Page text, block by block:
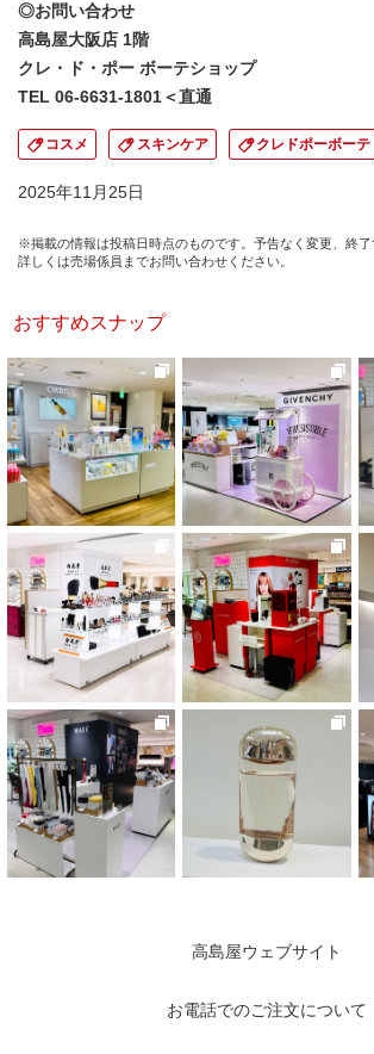
◎お問い合わせ
高島屋大阪店 1階
クレ・ド・ポー ボーテショップ
TEL 06-6631-1801＜直通
コスメ スキンケア クレドポーボーテ
2025年11月25日
※掲載の情報は投稿日時点のものです。予告なく変更、終了
詳しくは売場係員までお問い合わせください。
おすすめスナップ
高島屋ウェブサイト
お電話でのご注文について